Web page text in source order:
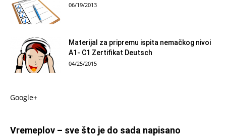
06/19/2013
Materijal za pripremu ispita nemačkog nivoi
A1- C1 Zertifikat Deutsch
04/25/2015
Google+
Vremeplov – sve što je do sada napisano